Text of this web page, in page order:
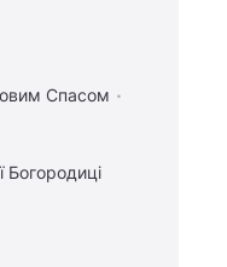
Спасом
Богородиці